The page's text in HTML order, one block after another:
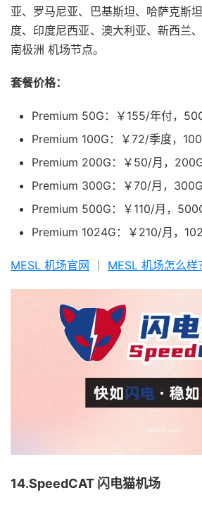
亚、罗马尼亚、巴基斯坦、哈萨克斯
度、印度尼西亚、澳大利亚、新西兰
南极洲 机场节点。
套餐价格：
Premium 50G：￥155/年付，
Premium 100G：￥72/季度，
Premium 200G：￥50/月，200G
Premium 300G：￥70/月，300G
Premium 500G：￥110/月，
Premium 1024G：￥210/月，
MESL 机场官网 MESL 机场怎么样
14.SpeedCAT 闪电猫机场